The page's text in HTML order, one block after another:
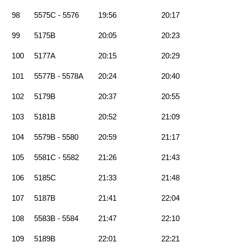
98 5575C - 5576 19:56 20:17
99 5175B 20:05 20:23
100 5177A 20:15 20:29
101 5577B - 5578A 20:24 20:40
102 5179B 20:37 20:55
103 5181B 20:52 21:09
104 5579B - 5580 20:59 21:17
105 5581C - 5582 21:26 21:43
106 5185C 21:33 21:48
107 5187B 21:41 22:04
108 5583B - 5584 21:47 22:10
109 5189B 22:01 22:21